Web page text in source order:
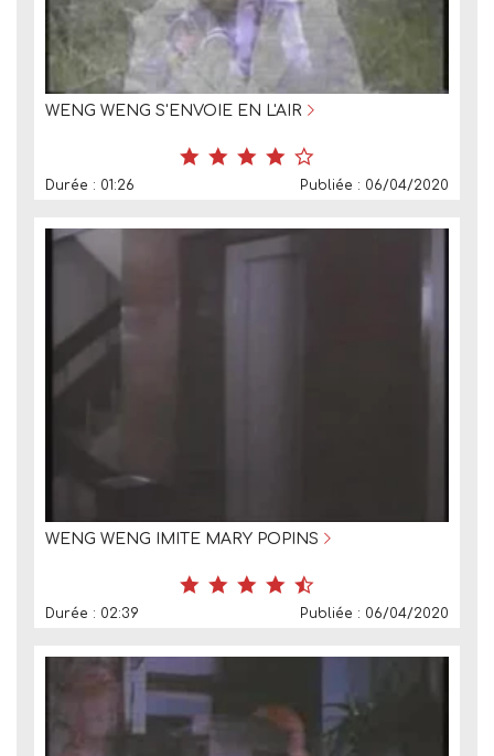
WENG WENG S'ENVOIE EN L'AIR
Durée : 01:26 Publiée : 06/04/2020
WENG WENG IMITE MARY POPINS
Durée : 02:39 Publiée : 06/04/2020